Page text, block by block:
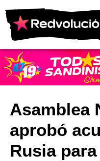
Asamblea
aprobó
Rusia